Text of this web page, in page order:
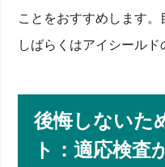
ことをおすすめします
しばらくはアイシールド
後悔しないた
ト：適応検査